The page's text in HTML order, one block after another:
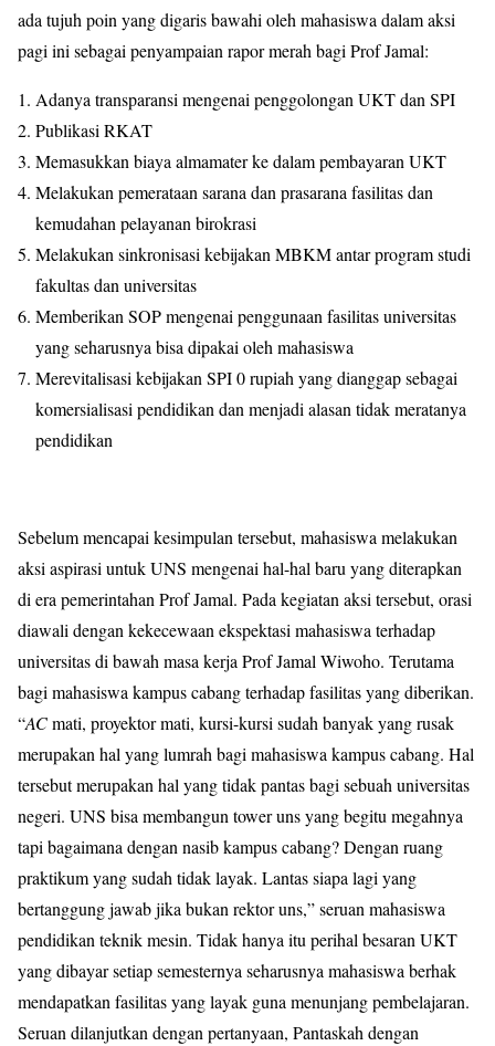
ada tujuh poin yang digaris bawahi oleh mahasiswa dalam aksi
pagi ini sebagai penyampaian rapor merah bagi Prof Jamal:
Adanya transparansi mengenai penggolongan UKT dan SPI
Publikasi RKAT
Memasukkan biaya almamater ke dalam pembayaran UKT
Melakukan pemerataan sarana dan prasarana fasilitas dan
kemudahan pelayanan birokrasi
Melakukan sinkronisasi kebijakan MBKM antar program studi
fakultas dan universitas
Memberikan SOP mengenai penggunaan fasilitas universitas
yang seharusnya bisa dipakai oleh mahasiswa
Merevitalisasi kebijakan SPI 0 rupiah yang dianggap sebagai
komersialisasi pendidikan dan menjadi alasan tidak meratanya
pendidikan
Sebelum mencapai kesimpulan tersebut, mahasiswa melakukan
aksi aspirasi untuk UNS mengenai hal-hal baru yang diterapkan
di era pemerintahan Prof Jamal. Pada kegiatan aksi tersebut, orasi
diawali dengan kekecewaan ekspektasi mahasiswa terhadap
universitas di bawah masa kerja Prof Jamal Wiwoho. Terutama
bagi mahasiswa kampus cabang terhadap fasilitas yang diberikan.
“ACmati, proyektor mati, kursi-kursi sudah banyak yang rusak
merupakan hal yang lumrah bagi mahasiswa kampus cabang. Hal
tersebut merupakan hal yang tidak pantas bagi sebuah universitas
negeri. UNS bisa membangun tower uns yang begitu megahnya
tapi bagaimana dengan nasib kampus cabang? Dengan ruang
praktikum yang sudah tidak layak. Lantas siapa lagi yang
bertanggung jawab jika bukan rektor uns,” seruan mahasiswa
pendidikan teknik mesin. Tidak hanya itu perihal besaran UKT
yang dibayar setiap semesternya seharusnya mahasiswa berhak
mendapatkan fasilitas yang layak guna menunjang pembelajaran.
Seruan dilanjutkan dengan pertanyaan, Pantaskah dengan